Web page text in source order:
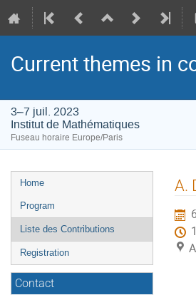
Current themes in
3–7 juil. 2023
Institut de Mathématiques
Fuseau horaire Europe/Paris
Menu
de
l'événement
Home
Program
Liste des Contributions
Registration
Contact
A.